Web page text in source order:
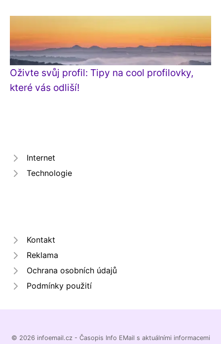
Oživte svůj profil: Tipy na cool profilovky,
které vás odliší!
Internet
Technologie
Kontakt
Reklama
Ochrana osobních údajů
Podmínky použití
© 2026 infoemail.cz - Časopis Info EMail s aktuálními informacemi